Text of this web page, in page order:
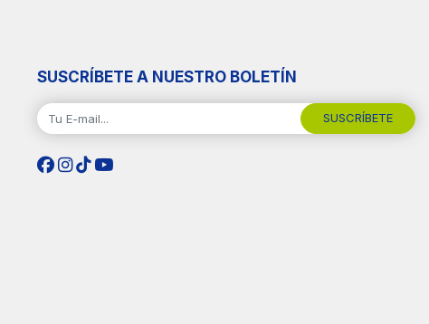
SUSCRÍBETE A NUESTRO BOLETÍN
SUSCRÍBETE